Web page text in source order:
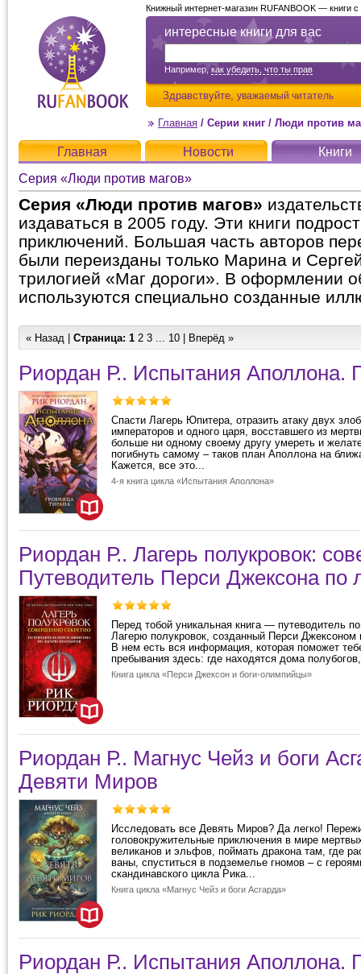
интересные книги для вас
Например,как убедить, что ты прав
Здравствуйте, уважаемый читатель
Книжный интернет-магазин RUFANBOOK — книги
Главная / Серии книг / Люди против
Главная Новости
Книги
Серия «Люди против магов»
Серия «Люди против магов»
издаваться в 2005 году. Эти книги
приключений. Большая часть авторов
были переизданы только Марина и
трилогией «Маг дороги». В оформлении
используются специально созданные
« Назад | Страница: 1 2 3 ... 10 Вперёд »
Риордан Р.. Испытания Аполлона.
Спасти Лагерь Юпитера, отразить атаку двух
императоров и одного царя, восставшего из
больше ни одному своему другу умереть и
погибнуть самому – таков план Аполлона на
Кажется, все это...
4-я книга цикла «Испытания Аполлона»
Риордан Р.. Лагерь полукровок:
Путеводитель Перси Джексона по
Перед тобой уникальная книга — путеводитель
Лагерю полукровок, созданный Перси Джексоном
В нем есть вся информация, которая поможет
пребывания здесь: где находятся дома
Книга цикла «Перси Джексон и боги-олимпийцы»
Риордан Р.. Магнус Чейз и боги
Девяти Миров
Исследовать все Девять Миров? Да легко!
головокружительные приключения в мире
великанов и эльфов, поймать дракона там, где
ваны, спуститься в подземелье гномов – с
скандинавского цикла Рика...
Книга цикла «Магнус Чейз и боги Асгарда»
Риордан Р.. Испытания Аполлона.